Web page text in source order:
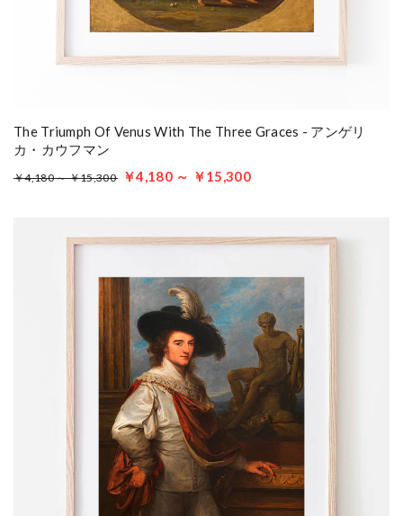
The Triumph Of Venus With The Three Graces - アンゲリ
カ・カウフマン
￥4,180 ～ ￥15,300 ￥4,180 ～ ￥15,300